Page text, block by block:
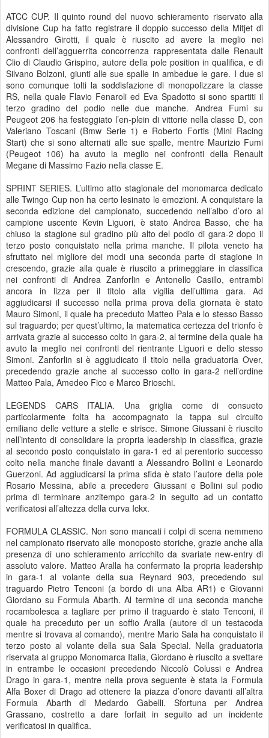
ATCC CUP. Il quinto round del nuovo schieramento riservato alla
divisione Cup ha fatto registrare il doppio successo della Mitjet di
Alessandro Girotti, il quale è riuscito ad avere la meglio nei
confronti dell’agguerrita concorrenza rappresentata dalle Renault
Clio di Claudio Grispino, autore della pole position in qualifica, e di
Silvano Bolzoni, giunti alle sue spalle in ambedue le gare. I due si
sono comunque tolti la soddisfazione di monopolizzare la classe
RS, nella quale Flavio Fenaroli ed Eva Spadotto si sono spartiti il
terzo gradino del podio nelle due manche. Andrea Fumi su
Peugeot 206 ha festeggiato l’en-plein di vittorie nella classe D, con
Valeriano Toscani (Bmw Serie 1) e Roberto Fortis (Mini Racing
Start) che si sono alternati alle sue spalle, mentre Maurizio Fumi
(Peugeot 106) ha avuto la meglio nei confronti della Renault
Megane di Massimo Fazio nella classe E.
SPRINT SERIES. L’ultimo atto stagionale del monomarca dedicato
alle Twingo Cup non ha certo lesinato le emozioni. A conquistare la
seconda edizione del campionato, succedendo nell’albo d’oro al
campione uscente Kevin Liguori, è stato Andrea Basso, che ha
chiuso la stagione sul gradino più alto del podio di gara-2 dopo il
terzo posto conquistato nella prima manche. Il pilota veneto ha
sfruttato nel migliore dei modi una seconda parte di stagione in
crescendo, grazie alla quale è riuscito a primeggiare in classifica
nei confronti di Andrea Zanforlin e Antonello Casillo, entrambi
ancora in lizza per il titolo alla vigilia dell’ultima gara. Ad
aggiudicarsi il successo nella prima prova della giornata è stato
Mauro Simoni, il quale ha preceduto Matteo Pala e lo stesso Basso
sul traguardo; per quest’ultimo, la matematica certezza del trionfo è
arrivata grazie al successo colto in gara-2, al termine della quale ha
avuto la meglio nei confronti del rientrante Liguori e dello stesso
Simoni. Zanforlin si è aggiudicato il titolo nella graduatoria Over,
precedendo grazie anche al successo colto in gara-2 nell’ordine
Matteo Pala, Amedeo Fico e Marco Brioschi.
LEGENDS CARS ITALIA. Una griglia come di consueto
particolarmente folta ha accompagnato la tappa sul circuito
emiliano delle vetture a stelle e strisce. Simone Giussani è riuscito
nell’intento di consolidare la propria leadership in classifica, grazie
al secondo posto conquistato in gara-1 ed al perentorio successo
colto nella manche finale davanti a Alessandro Bollini e Leonardo
Guerzoni. Ad aggiudicarsi la prima sfida è stato l’autore della pole
Rosario Messina, abile a precedere Giussani e Bollini sul podio
prima di terminare anzitempo gara-2 in seguito ad un contatto
verificatosi all’altezza della curva Ickx.
FORMULA CLASSIC. Non sono mancati i colpi di scena nemmeno
nel campionato riservato alle monoposto storiche, grazie anche alla
presenza di uno schieramento arricchito da svariate new-entry di
assoluto valore. Matteo Aralla ha confermato la propria leadership
in gara-1 al volante della sua Reynard 903, precedendo sul
traguardo Pietro Tenconi (a bordo di una Alba AR1) e Giovanni
Giordano su Formula Abarth. Al termine di una seconda manche
rocambolesca a tagliare per primo il traguardo è stato Tenconi, il
quale ha preceduto per un soffio Aralla (autore di un testacoda
mentre si trovava al comando), mentre Mario Sala ha conquistato il
terzo posto al volante della sua Sala Special. Nella graduatoria
riservata al gruppo Monomarca Italia, Giordano è riuscito a svettare
in entrambe le occasioni precedendo Niccolò Colussi e Andrea
Drago in gara-1, mentre nella prova seguente è stata la Formula
Alfa Boxer di Drago ad ottenere la piazza d’onore davanti all’altra
Formula Abarth di Medardo Gabelli. Sfortuna per Andrea
Grassano, costretto a dare forfait in seguito ad un incidente
verificatosi in qualifica.